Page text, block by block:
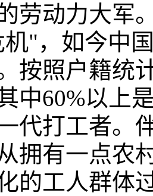
劳动力大军
"，如今中
按照户籍统
中60%以上
代打工者。
拥有一点农
的工人群体